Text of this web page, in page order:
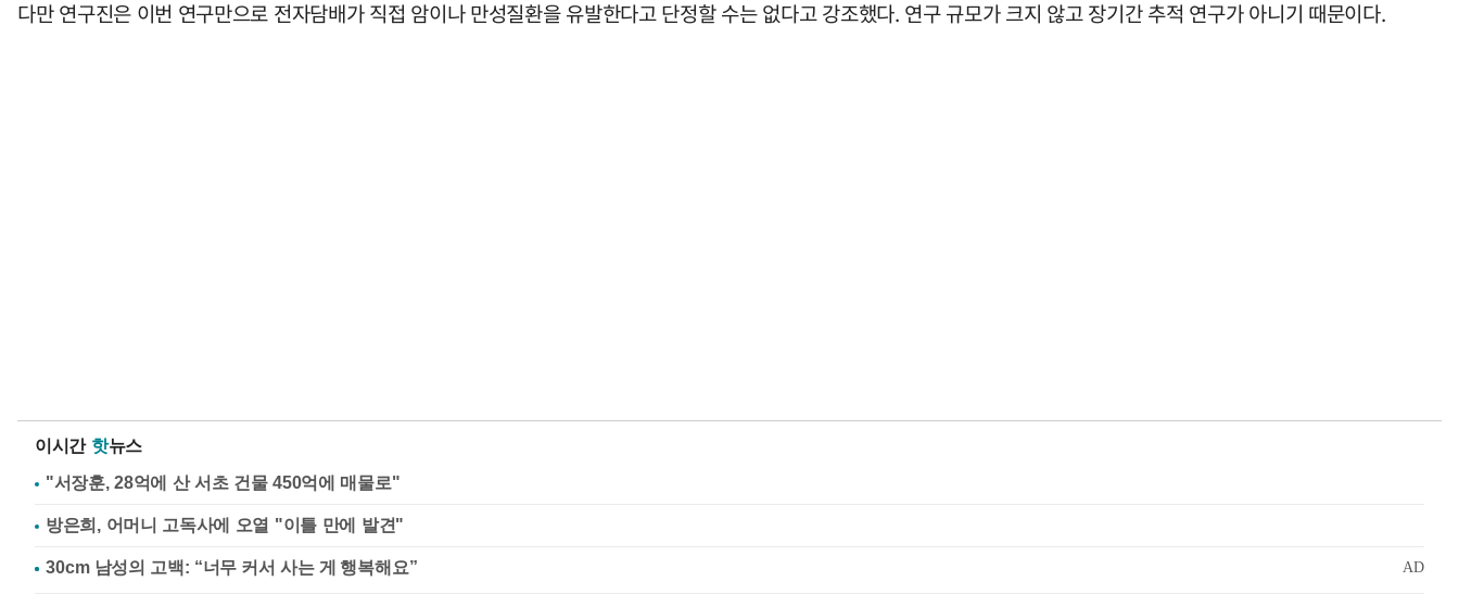
다만 연구진은 이번 연구만으로 전자담배가 직접 암이나 만성질환을 유발한다고 단정할 수는 없다고 강조했다. 연구 규모가 크지 않고 장기간 추적 연구가 아니기 때문이다.
이시간 핫뉴스
"서장훈, 28억에 산 서초 건물 450억에 매물로"
방은희, 어머니 고독사에 오열 "이틀 만에 발견"